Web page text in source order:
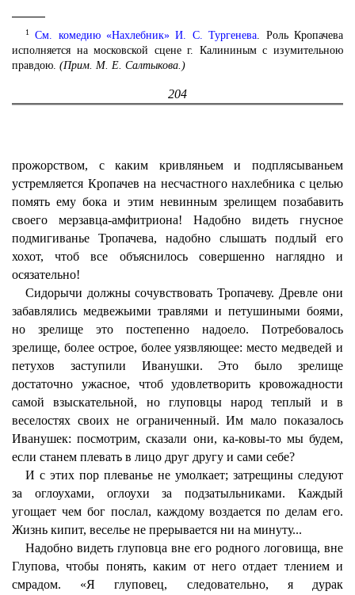
1 См. комедию «Нахлебник» И. С. Тургенева. Роль Кропачева
исполняется на московской сцене г. Калининым с изумительною
правдою. (Прим. M. E. Салтыкова.)
204
прожорством, с каким кривляньем и подплясываньем
устремляется Кропачев на несчастного нахлебника с целью
помять ему бока и этим невинным зрелищем позабавить
своего мерзавца-амфитриона! Надобно видеть гнусное
подмигиванье Тропачева, надобно слышать подлый его
хохот, чтоб все объяснилось совершенно наглядно и
осязательно!
Сидорычи должны сочувствовать Тропачеву. Древле они
забавлялись медвежьими травлями и петушиными боями,
но зрелище это постепенно надоело. Потребовалось
зрелище, более острое, более уязвляющее: место медведей и
петухов заступили Иванушки. Это было зрелище
достаточно ужасное, чтоб удовлетворить кровожадности
самой взыскательной, но глуповцы народ теплый и в
веселостях своих не ограниченный. Им мало показалось
Иванушек: посмотрим, сказали они, ка-ковы-то мы будем,
если станем плевать в лицо друг другу и сами себе?
И с этих пор плеванье не умолкает; затрещины следуют
за оглоухами, оглоухи за подзатыльниками. Каждый
угощает чем бог послал, каждому воздается по делам его.
Жизнь кипит, веселье не прерывается ни на минуту...
Надобно видеть глуповца вне его родного логовища, вне
Глупова, чтобы понять, каким от него отдает тлением и
смрадом. «Я глуповец, следовательно, я дурак